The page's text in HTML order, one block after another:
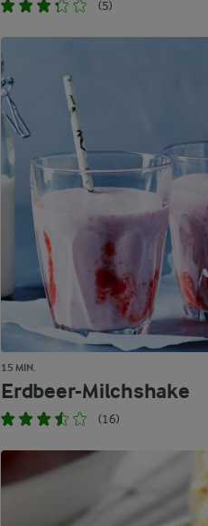
(5)
15 MIN.
Erdbeer-Milchshake
(16)